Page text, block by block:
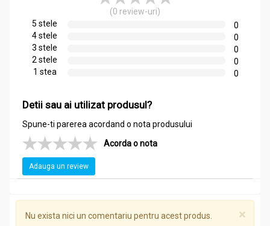
(0 review-uri)
5 stele
0
4 stele
0
3 stele
0
2 stele
0
1 stea
0
Detii sau ai utilizat produsul?
Spune-ti parerea acordand o nota produsului
Acorda o nota
Adauga un review
×
Nu exista nici un comentariu pentru acest produs.